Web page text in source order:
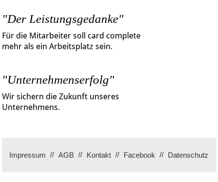
"Der Leistungsgedanke"
Für die Mitarbeiter soll card complete
mehr als ein Arbeitsplatz sein.
"Unternehmenserfolg"
Wir sichern die Zukunft unseres
Unternehmens.
Impressum AGB Kontakt Facebook Datenschutz